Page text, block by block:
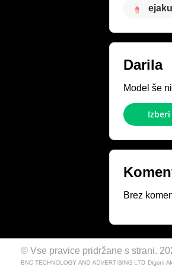
Darila
Model še
Brez
© Vse pravice pridržane s strani.